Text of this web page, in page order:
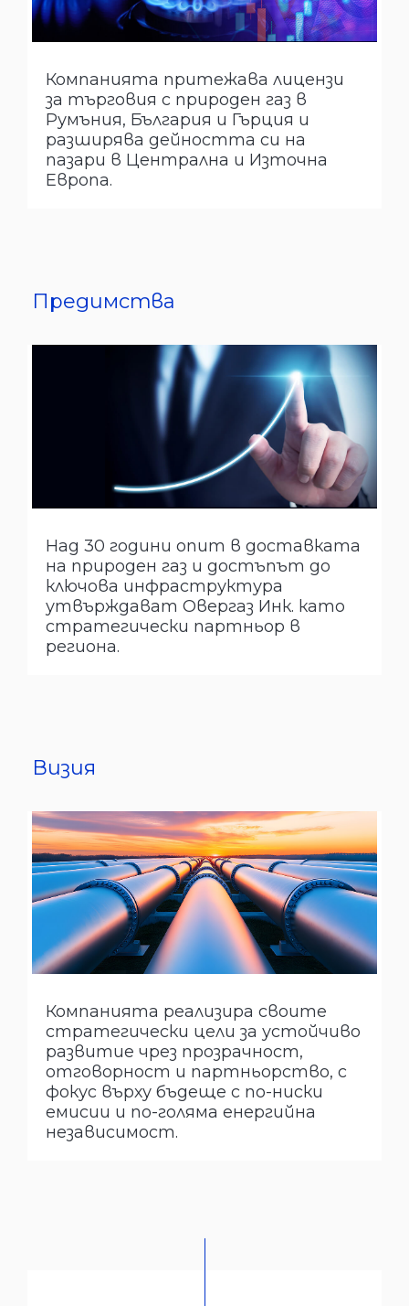
Компанията притежава лицензи
за търговия с природен газ в
Румъния, България и Гърция и
разширява дейността си на
пазари в Централна и Източна
Европа.
Предимства
Над 30 години опит в доставката
на природен газ и достъпът до
ключова инфраструктура
утвърждават Овергаз Инк. като
стратегически партньор в
региона.
Визия
Компанията реализира своите
стратегически цели за устойчиво
развитие чрез прозрачност,
отговорност и партньорство, с
фокус върху бъдеще с по-ниски
емисии и по-голяма енергийна
независимост.